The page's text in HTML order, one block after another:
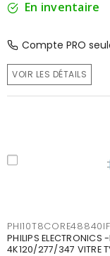
En inventaire
Compte PRO
VOIR LES DÉTAILS
PHILIPS
4K120/277/347 VITRE